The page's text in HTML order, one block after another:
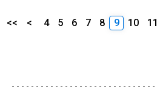
<< < 4 5 6 7 8 9 10 11